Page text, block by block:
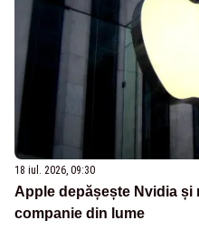
18 iul. 2026, 09:30
Apple depășește Nvidia și
companie din lume